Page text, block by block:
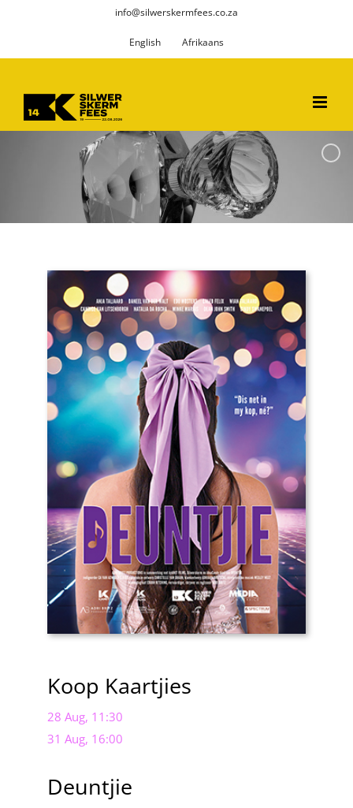
info@silwerskermfees.co.za
English Afrikaans
Koop Kaartjies
28 Aug, 11:30
31 Aug, 16:00
Deuntjie